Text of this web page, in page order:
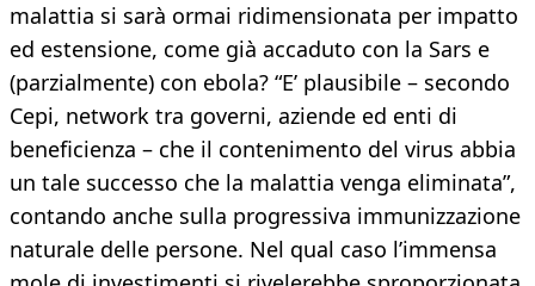
malattia si sarà ormai ridimensionata per impatto
ed estensione, come già accaduto con la Sars e
(parzialmente) con ebola? “E’ plausibile – secondo
Cepi, network tra governi, aziende ed enti di
beneficienza – che il contenimento del virus abbia
un tale successo che la malattia venga eliminata”,
contando anche sulla progressiva immunizzazione
naturale delle persone. Nel qual caso l’immensa